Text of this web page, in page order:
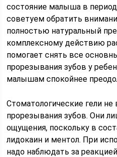
состояние малыша в
советуем обратить
полностью натуральный
комплексному действию
помогает снять все
прорезывания зубов у
малышам спокойнее
Стоматологические гели
прорезывания зубов. Они
ощущения, поскольку в
лидокаин и ментол. При
надо наблюдать за